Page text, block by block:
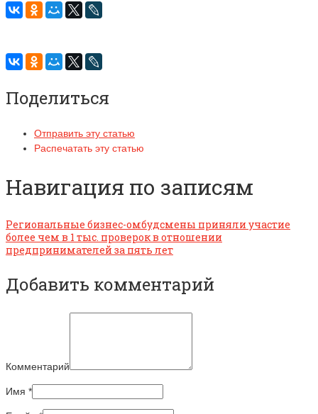
Поделиться
Отправить эту статью
Распечатать эту статью
Навигация по записям
Региональные бизнес-омбудсмены приняли участие
более чем в 1 тыс. проверок в отношении
предпринимателей за пять лет
Добавить комментарий
Комментарий
Имя *